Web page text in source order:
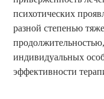
психотических
разной степенью
индивидуальных
эффективности